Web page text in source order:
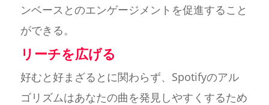
ンベースとのエンゲージメントを促進すること
ができる。
リーチを広げる
好むと好まざるとに関わらず、Spotifyのアル
ゴリズムはあなたの曲を発見しやすくするため